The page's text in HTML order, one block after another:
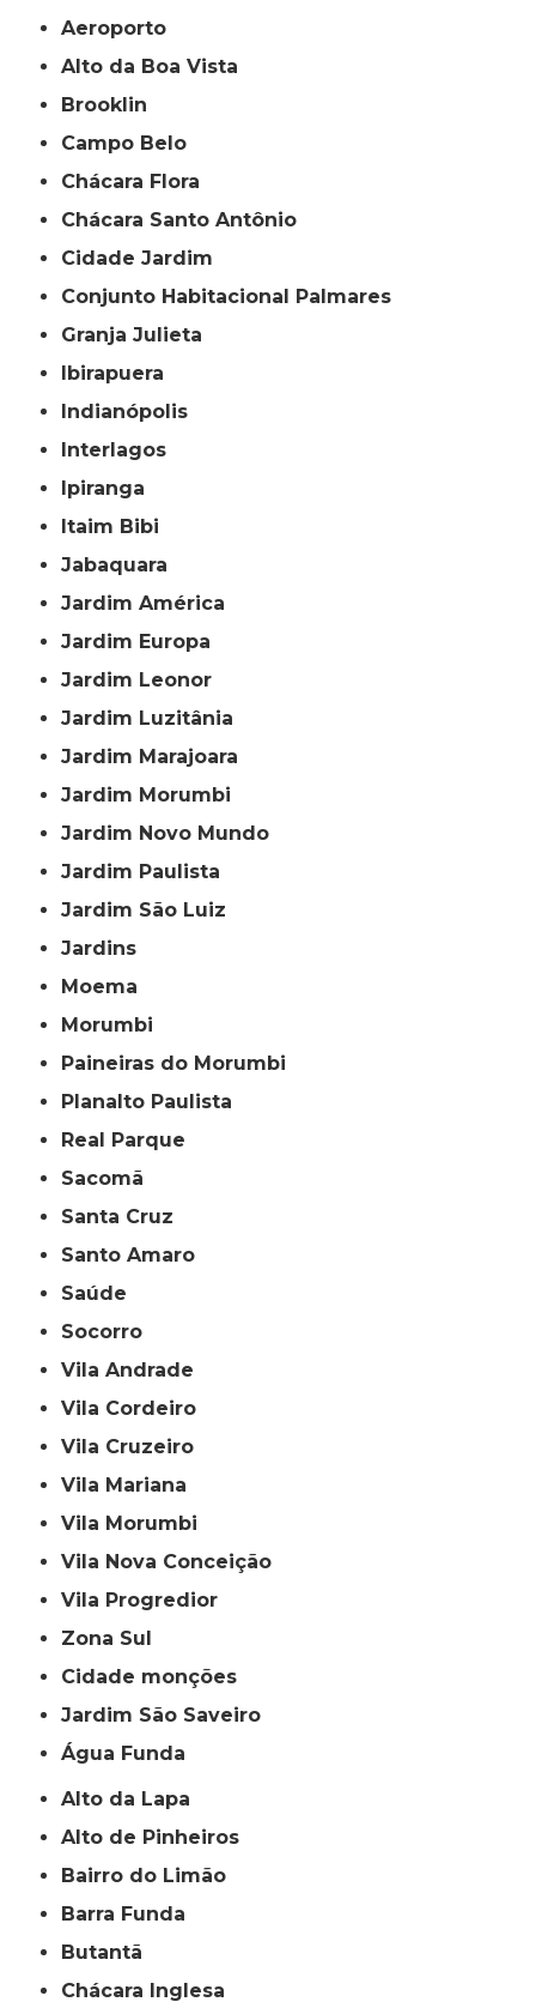
Aeroporto
Alto da Boa Vista
Brooklin
Campo Belo
Chácara Flora
Chácara Santo Antônio
Cidade Jardim
Conjunto Habitacional Palmares
Granja Julieta
Ibirapuera
Indianópolis
Interlagos
Ipiranga
Itaim Bibi
Jabaquara
Jardim América
Jardim Europa
Jardim Leonor
Jardim Luzitânia
Jardim Marajoara
Jardim Morumbi
Jardim Novo Mundo
Jardim Paulista
Jardim São Luiz
Jardins
Moema
Morumbi
Paineiras do Morumbi
Planalto Paulista
Real Parque
Sacomã
Santa Cruz
Santo Amaro
Saúde
Socorro
Vila Andrade
Vila Cordeiro
Vila Cruzeiro
Vila Mariana
Vila Morumbi
Vila Nova Conceição
Vila Progredior
Zona Sul
cidade monções
jardim São Saveiro
Água Funda
Alto da Lapa
Alto de Pinheiros
Bairro do Limão
Barra Funda
Butantã
Chácara Inglesa